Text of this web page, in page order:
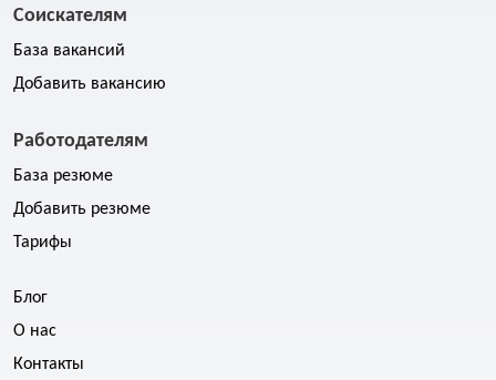
Соискателям
База вакансий
Добавить вакансию
Работодателям
База резюме
Добавить резюме
Тарифы
Блог
О нас
Контакты